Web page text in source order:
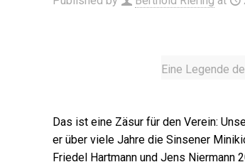
Eine Legende
Das ist eine Zäsur für den Verein:
er über viele Jahre die Sinsener
Friedel Hartmann und Jens Niermann